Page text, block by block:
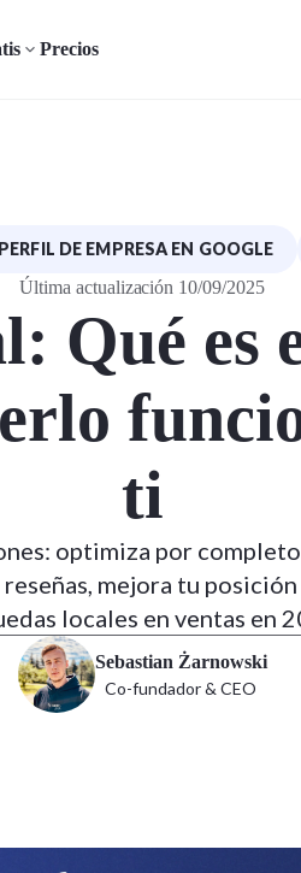
Precios
PERFIL DE EMPRESA EN GOOGLE
Última actualización 10/09/2025
Qué es
ti
optimiza por
mejora tu
locales en ventas en
Sebastian Żarnowski
Co-fundador & CEO